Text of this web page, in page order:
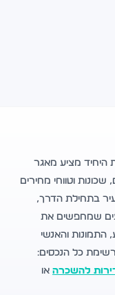
היחיד מציע מאגר
וטווחי מחירים
בתחילת הדרך,
שמחפשים את
והאנשי
כל הנכסים:
להשכרה או